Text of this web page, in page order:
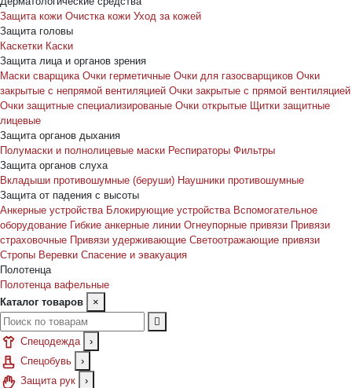
Защита кожи Очистка кожи Уход за кожей
Защита головы
Каскетки Каски
Защита лица и органов зрения
Маски сварщика Очки герметичные Очки для газосварщиков Очки
закрытые с непрямой вентиляцией Очки закрытые с прямой вентиляцией
Очки защитные специализированые Очки открытые Щитки защитные
лицевые
Защита органов дыхания
Полумаски и полнолицевые маски Респираторы Фильтры
Защита органов слуха
Вкладыши противошумные (беруши) Наушники противошумные
Защита от падения с высоты
Анкерные устройства Блокирующие устройства Вспомогательное
оборудование Гибкие анкерные линии Огнеупорные привязи Привязи
страховочные Привязи удерживающие Светоотражающие привязи
Стропы Веревки Спасение и эвакуация
Полотенца
Полотенца вафельные
Каталог товаров
×
Спецодежда
›
Спецобувь
›
Защита рук
›